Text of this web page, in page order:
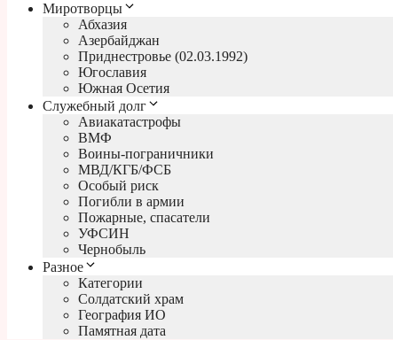
Миротворцы
Абхазия
Азербайджан
Приднестровье (02.03.1992)
Югославия
Южная Осетия
Служебный долг
Авиакатастрофы
ВМФ
Воины-пограничники
МВД/КГБ/ФСБ
Особый риск
Погибли в армии
Пожарные, спасатели
УФСИН
Чернобыль
Разное
Категории
Солдатский храм
География ИО
Памятная дата